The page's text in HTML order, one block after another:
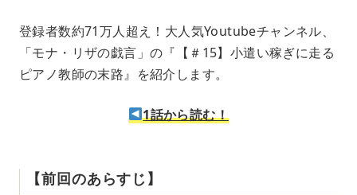
登録者数約71万人超え！大人気Youtubeチャンネル、
「モナ・リザの戯言」の『【＃15】小遣い稼ぎに走る
ピアノ教師の末路』を紹介します。
1話から読む！
【前回のあらすじ】